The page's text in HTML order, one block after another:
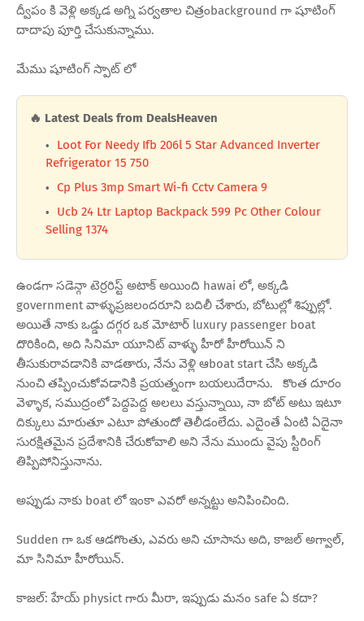
ద్వీపం కి వెళ్లి అక్కడ అగ్ని పర్వతాల చిత్రంbackground గా షూటింగ్
దాదాపు పూర్తి చేసుకున్నాము.
మేము షూటింగ్ స్పాట్ లో
🔥 Latest Deals from DealsHeaven
Loot For Needy Ifb 206l 5 Star Advanced Inverter
Refrigerator 15 750
Cp Plus 3mp Smart Wi-fi Cctv Camera 9
Ucb 24 Ltr Laptop Backpack 599 Pc Other Colour
Selling 1374
ఉండగా సడెన్గా టెర్రరిస్ట్ అటాక్ అయింది hawai లో, అక్కడి
government వాళ్ళుప్రజలందరూని బదిలీ చేశారు, బోటుల్లో శిప్పుల్లో.
అయితే నాకు ఒడ్డు దగ్గర ఒక మోటార్ luxury passenger boat
దొరికింది, అది సినిమా యూనిట్ వాళ్ళు హీరో హీరోయిన్ ని
తీసుకురావడానికి వాడతారు, నేను వెళ్లి ఆboat start చేసి అక్కడి
నుంచి తప్పించుకోవడానికి ప్రయత్నంగా బయలుదేరాను. కొంత దూరం
వెళ్ళాక, సముద్రంలో పెద్దపెద్ద అలలు వస్తున్నాయి, నా బోట్ అటు ఇటూ
దిక్కులు మారుతూ ఎటూ పోతుందో తెలీడంలేదు. ఎదైంతే ఏంటి ఏదైనా
సురక్షితమైన ప్రదేశానికి చేరుకోవాలి అని నేను ముందు వైపు స్టీరింగ్
తిప్పిపోనిస్తునాను.
అప్పుడు నాకు boat లో ఇంకా ఎవరో అన్నట్టు అనిపించింది.
Sudden గా ఒక ఆడగొంతు, ఎవరు అని చూసాను అది, కాజల్ అగ్వాల్,
మా సినిమా హీరోయిన్.
కాజల్: హేయ్ physict గారు మీరా, ఇప్పుడు మనం safe ఏ కదా?